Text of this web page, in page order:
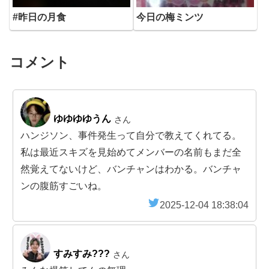
#昨日の月食 今日の梅ミンツ
コメント
ゆゆゆゆうん さん
ハンジソン、事件発生って自分で教えてくれてる。
私は最近スキズを見始めてメンバーの名前もまだ全
然覚えてないけど、バンチャンはわかる。バンチャ
ンの腹筋すごいね。
2025-12-04 18:38:04
すみすみ??? さん